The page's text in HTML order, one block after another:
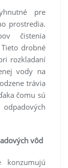
pre
prostredia.
čistenia
drobné
rozkladaní
vody na
trávia
čomu sú
vôd
konzumujú